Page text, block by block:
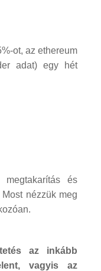
ot, az ethereum
adat) egy hét
és
nézzük meg
az inkább
vagyis az